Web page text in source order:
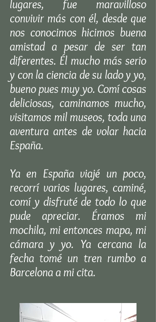
lugares, fue maravilloso
convivir más con él, desde que
nos conocimos hicimos buena
amistad a pesar de ser tan
diferentes. Él mucho más serio
y con la ciencia de su lado y yo,
bueno pues muy yo. Comí cosas
deliciosas, caminamos mucho,
visitamos mil museos, toda una
aventura antes de volar hacia
España.
Ya en España viajé un poco,
recorrí varios lugares, caminé,
comí y disfruté de todo lo que
pude apreciar. Éramos mi
mochila, mi entonces mapa, mi
cámara y yo. Ya cercana la
fecha tomé un tren rumbo a
Barcelona a mi cita.